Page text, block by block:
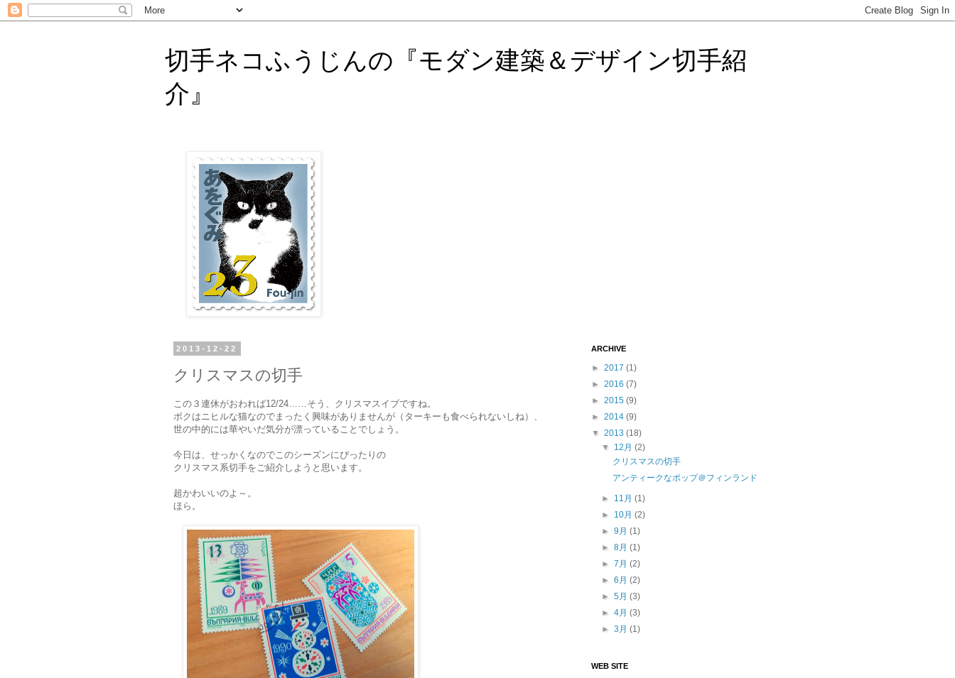
切手ネコふうじんの『モダン建築＆デザイン切手紹
介』
2013-12-22
クリスマスの切手
この３連休がおわれば12/24……そう、クリスマスイブですね。
ボクはニヒルな猫なのでまったく興味がありませんが（ターキーも食べられないしね）、
世の中的には華やいだ気分が漂っていることでしょう。
今日は、せっかくなのでこのシーズンにぴったりの
クリスマス系切手をご紹介しようと思います。
超かわいいのよ～。
ほら。
ARCHIVE
► 2017 (1)
► 2016 (7)
► 2015 (9)
► 2014 (9)
▼ 2013 (18)
▼ 12月(2)
クリスマスの切手
アンティークなポップ＠フィンランド
► 11月(1)
► 10月(2)
►9月(1)
►8月(1)
►7月(2)
►6月(2)
►5月(3)
►4月(3)
►3月(1)
WEB SITE